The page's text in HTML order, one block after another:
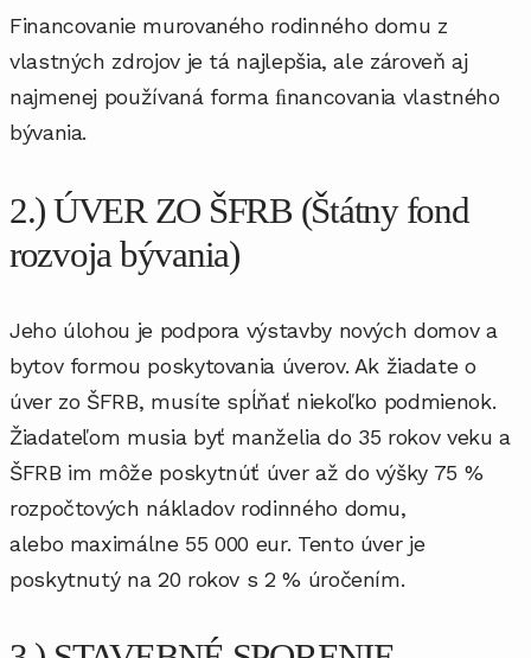
Financovanie murovaného rodinného domu z
vlastných zdrojov je tá najlepšia, ale zároveň aj
najmenej používaná forma ﬁnancovania vlastného
bývania.
2.) ÚVER ZO ŠFRB (Štátny fond
rozvoja bývania)
Jeho úlohou je podpora výstavby nových domov a
bytov formou poskytovania úverov. Ak žiadate o
úver zo ŠFRB, musíte spĺňať niekoľko podmienok.
Žiadateľom musia byť manželia do 35 rokov veku a
ŠFRB im môže poskytnúť úver až do výšky 75 %
rozpočtových nákladov rodinného domu,
alebo maximálne 55 000 eur. Tento úver je
poskytnutý na 20 rokov s 2 % úročením.